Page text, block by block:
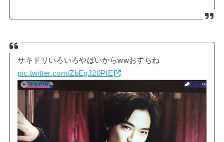
サキドリいろいろやばいからwwおすちね
pic.twitter.com/ZbEgJ20PIE